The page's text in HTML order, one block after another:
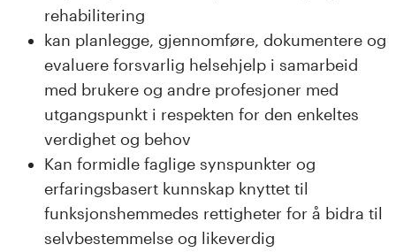
rehabilitering
kan planlegge, gjennomføre, dokumentere og
evaluere forsvarlig helsehjelp i samarbeid
med brukere og andre profesjoner med
utgangspunkt i respekten for den enkeltes
verdighet og behov
Kan formidle faglige synspunkter og
erfaringsbasert kunnskap knyttet til
funksjonshemmedes rettigheter for å bidra til
selvbestemmelse og likeverdig